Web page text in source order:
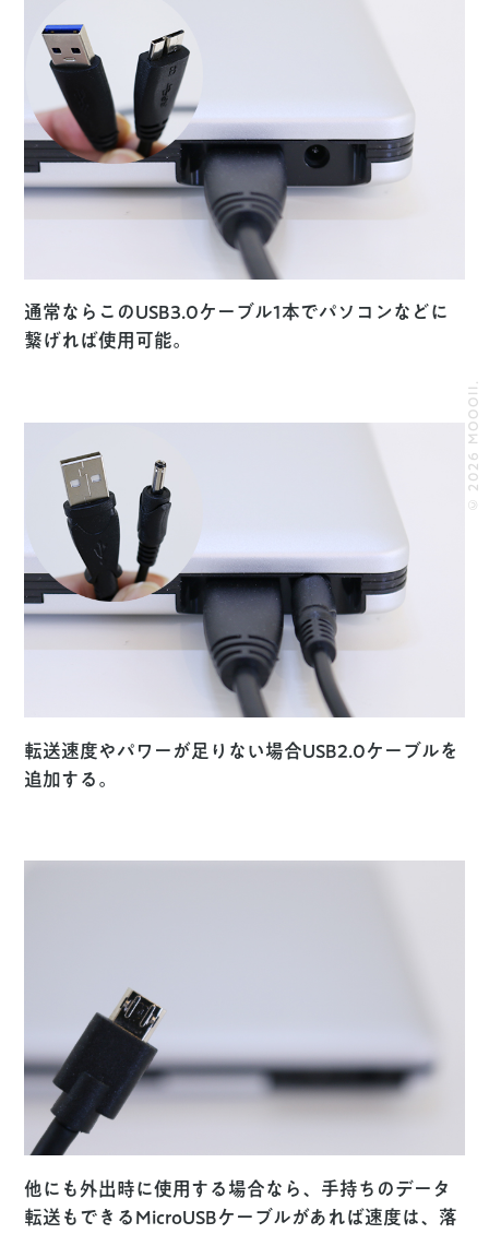
通常ならこのUSB3.0ケーブル1本でパソコンなどに
繋げれば使用可能。
転送速度やパワーが足りない場合USB2.0ケーブルを
追加する。
他にも外出時に使用する場合なら、手持ちのデータ
転送もできるMicroUSBケーブルがあれば速度は、落
© 2026 MOOOII.